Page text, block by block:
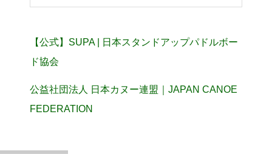
【公式】SUPA | 日本スタンドアップパドルボー
ド協会
公益社団法人 日本カヌー連盟｜JAPAN CANOE
FEDERATION